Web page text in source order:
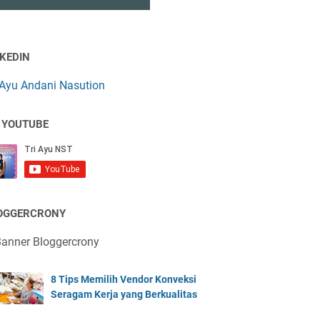
Andani Nasution
8 Tips Memilih Vendor Konveksi
Seragam Kerja yang Berkualitas